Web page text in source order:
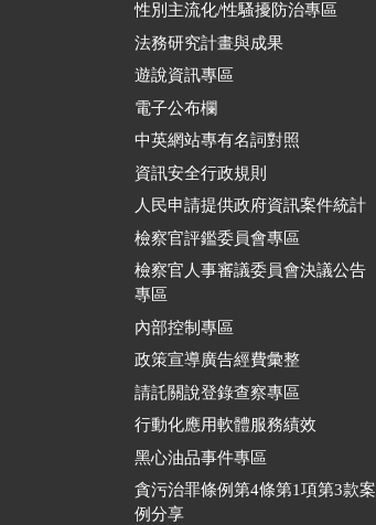
性別主流化/性騷擾防治專區
法務研究計畫與成果
遊說資訊專區
電子公布欄
中英網站專有名詞對照
資訊安全行政規則
人民申請提供政府資訊案件統計
檢察官評鑑委員會專區
檢察官人事審議委員會決議公告
專區
內部控制專區
政策宣導廣告經費彙整
請託關說登錄查察專區
行動化應用軟體服務績效
黑心油品事件專區
貪污治罪條例第4條第1項第3款案
例分享